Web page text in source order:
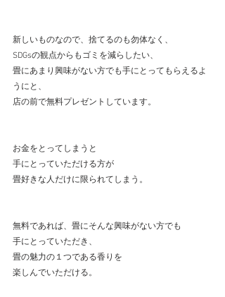
新しいものなので、捨てるのも勿体なく、
SDGsの観点からもゴミを減らしたい、
畳にあまり興味がない方でも手にとってもらえるよ
うにと、
店の前で無料プレゼントしています。
お金をとってしまうと
手にとっていただける方が
畳好きな人だけに限られてしまう。
無料であれば、畳にそんな興味がない方でも
手にとっていただき、
畳の魅力の１つである香りを
楽しんでいただける。